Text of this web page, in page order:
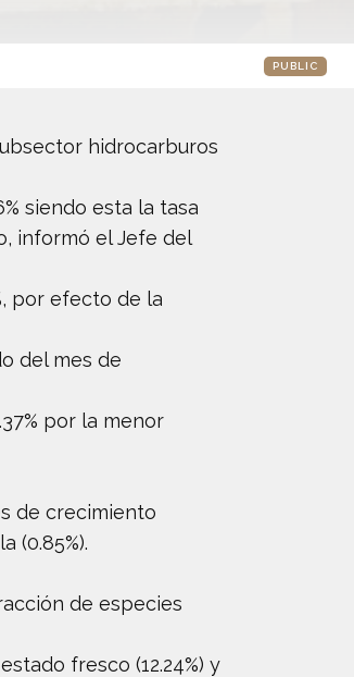
PUBLIC
hidrocarburos
siendo esta la tasa
informó el Jefe del
por efecto de la
del mes de
por la menor
de crecimiento
(0.85%).
de especies
fresco (12.24%) y